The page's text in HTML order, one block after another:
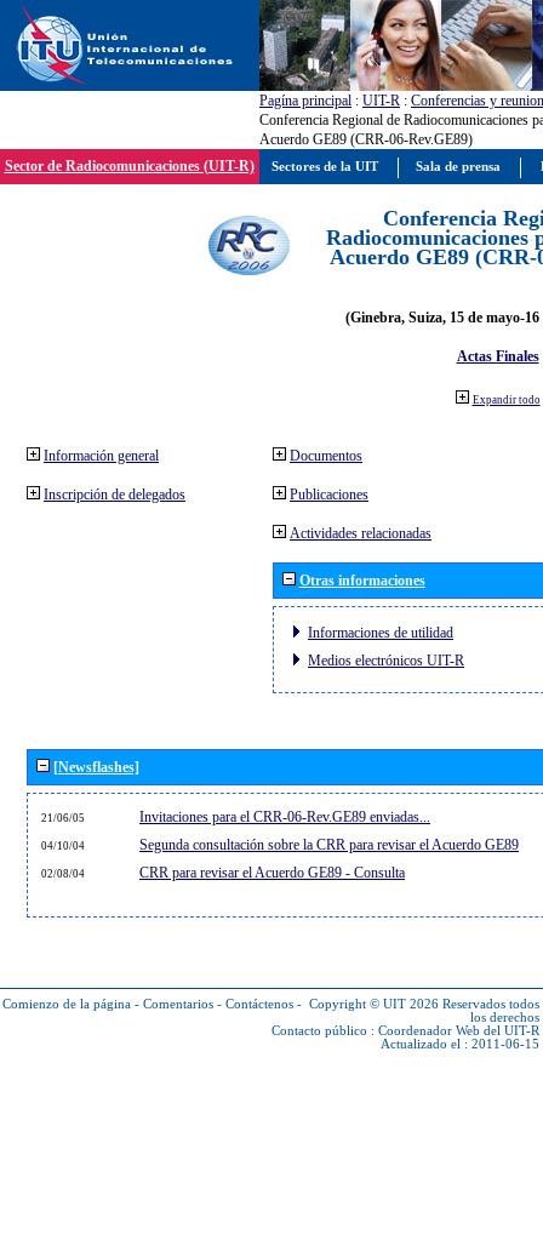
Pagína principal : UIT-R : Conferencias y
Conferencia Regional de Radiocomunicaciones
Acuerdo GE89 (CRR-06-Rev.GE89)
Sector de Radiocomunicaciones (UIT-R)
Conferencia
Radiocomunicaciones
Acuerdo GE89 (CRR-
(Ginebra, Suiza, 15 de mayo-
Actas Finales
Expandir todo
Información general
Inscripción de delegados
Documentos
Publicaciones
Actividades relacionadas
Otras informaciones
Informaciones de utilidad
Medios electrónicos UIT-R
[Newsflashes]
21/06/05 Invitaciones para el CRR-06-Rev.GE89 enviadas...
04/10/04 Segunda consultación sobre la CRR para revisar el Acuerdo GE89
02/08/04 CRR para revisar el Acuerdo GE89 - Consulta
Comienzo de la página - Comentarios - Contáctenos - Copyright © UIT 2026 Reservados todos
los derechos
Contacto público : Coordenador Web del UIT-R
Actualizado el : 2011-06-15
Sectores de la UIT Sala de prensa